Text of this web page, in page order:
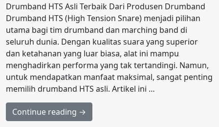
Drumband HTS Asli Terbaik Dari Produsen Drumband
Drumband HTS (High Tension Snare) menjadi pilihan
utama bagi tim drumband dan marching band di
seluruh dunia. Dengan kualitas suara yang superior
dan ketahanan yang luar biasa, alat ini mampu
menghadirkan performa yang tak tertandingi. Namun,
untuk mendapatkan manfaat maksimal, sangat penting
memilih drumband HTS asli. Artikel ini …
Continue reading →